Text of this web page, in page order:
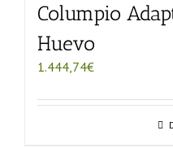
Columpio
Huevo
1.444,74€